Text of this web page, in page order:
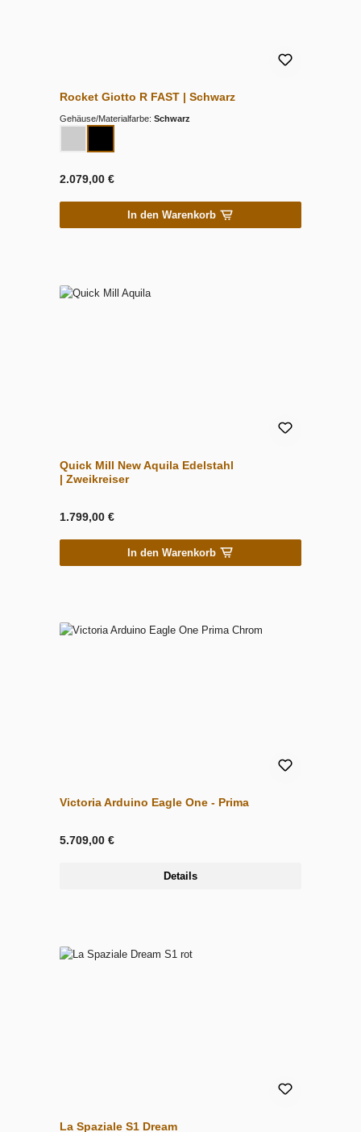
Rocket Giotto R FAST | Schwarz
Gehäuse/Materialfarbe: Schwarz
2.079,00 €
In den Warenkorb
Quick Mill New Aquila Edelstahl
| Zweikreiser
1.799,00 €
In den Warenkorb
Victoria Arduino Eagle One - Prima
5.709,00 €
Details
La Spaziale S1 Dream